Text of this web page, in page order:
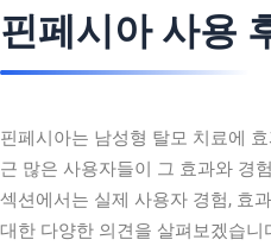
핀페시아 사용
핀페시아는 남성형 탈모 치료에
근 많은 사용자들이 그 효과와 경
섹션에서는 실제 사용자 경험, 효
대한 다양한 의견을 살펴보겠습니